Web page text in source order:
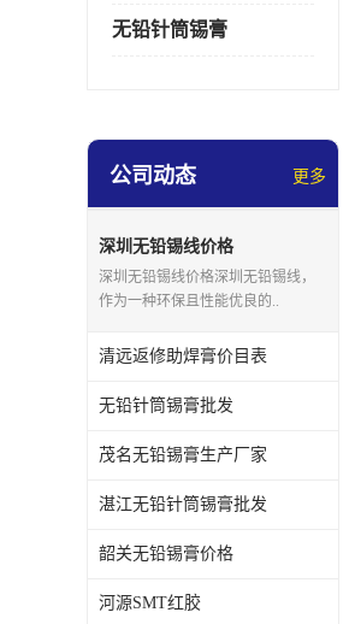
无铅针筒锡膏
公司动态 更多
深圳无铅锡线价格
深圳无铅锡线价格深圳无铅锡线，
作为一种环保且性能优良的..
清远返修助焊膏价目表
无铅针筒锡膏批发
茂名无铅锡膏生产厂家
湛江无铅针筒锡膏批发
韶关无铅锡膏价格
河源SMT红胶